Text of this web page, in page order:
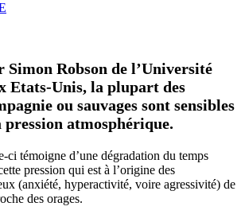
Simon Robson de l’Université
Etats-Unis, la plupart des
ou sauvages sont sensibles
pression atmosphérique.
ci témoigne d’une dégradation du temps
pression qui est à l’origine des
(anxiété, hyperactivité, voire agressivité) de
des orages.